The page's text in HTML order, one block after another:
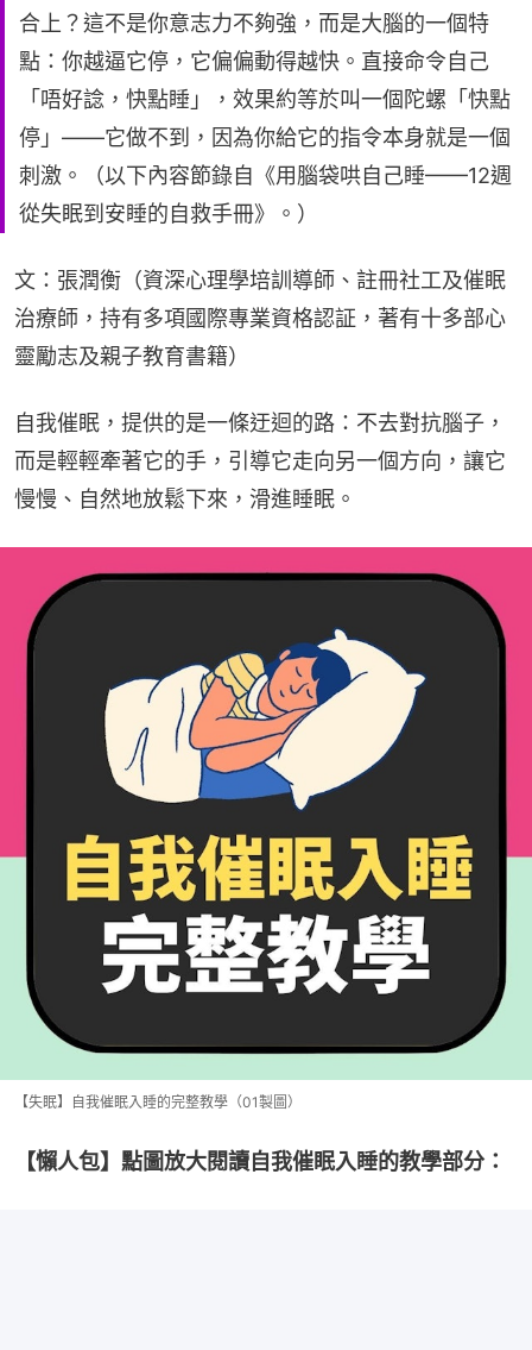
合上？這不是你意志力不夠強，而是大腦的一個特
點：你越逼它停，它偏偏動得越快。直接命令自己
「唔好諗，快點睡」，效果約等於叫一個陀螺「快點
停」——它做不到，因為你給它的指令本身就是一個
刺激。（以下內容節錄自《用腦袋哄自己睡——12週
從失眠到安睡的自救手冊》。）
文：張潤衡（資深心理學培訓導師、註冊社工及催眠
治療師，持有多項國際專業資格認証，著有十多部心
靈勵志及親子教育書籍）
自我催眠，提供的是一條迂迴的路：不去對抗腦子，
而是輕輕牽著它的手，引導它走向另一個方向，讓它
慢慢、自然地放鬆下來，滑進睡眠。
【失眠】自我催眠入睡的完整教學（01製圖）
【懶人包】點圖放大閱讀自我催眠入睡的教學部分：